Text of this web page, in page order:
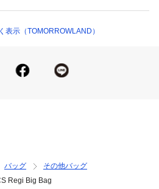
袋”にフォーカスし、ヨーロッパか
を使った、誰でも長く使い続けられ
がら、着る人に依存する、着る人
しています。
示（TOMORROWLAND）
バッグ
その他バッグ
Regi Big Bag